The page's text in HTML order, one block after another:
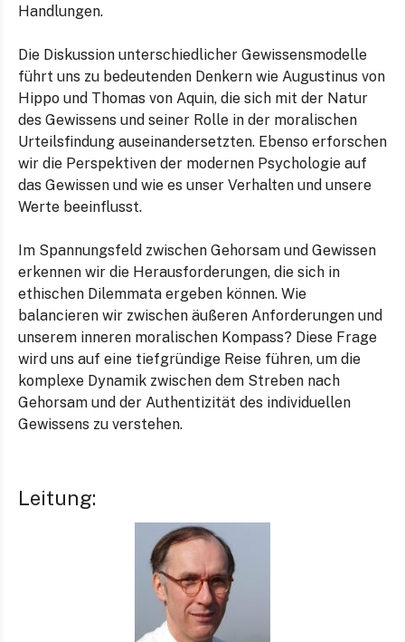
Handlungen.
Die Diskussion unterschiedlicher Gewissensmodelle
führt uns zu bedeutenden Denkern wie Augustinus von
Hippo und Thomas von Aquin, die sich mit der Natur
des Gewissens und seiner Rolle in der moralischen
Urteilsfindung auseinandersetzten. Ebenso erforschen
wir die Perspektiven der modernen Psychologie auf
das Gewissen und wie es unser Verhalten und unsere
Werte beeinflusst.
Im Spannungsfeld zwischen Gehorsam und Gewissen
erkennen wir die Herausforderungen, die sich in
ethischen Dilemmata ergeben können. Wie
balancieren wir zwischen äußeren Anforderungen und
unserem inneren moralischen Kompass? Diese Frage
wird uns auf eine tiefgründige Reise führen, um die
komplexe Dynamik zwischen dem Streben nach
Gehorsam und der Authentizität des individuellen
Gewissens zu verstehen.
Leitung: